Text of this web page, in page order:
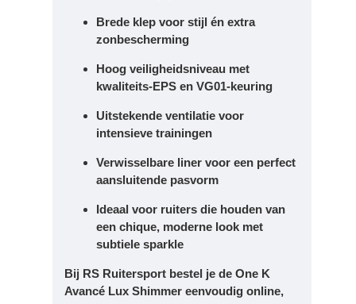
Brede klep voor stijl én extra
zonbescherming
Hoog veiligheidsniveau met
kwaliteits-EPS en VG01-keuring
Uitstekende ventilatie voor
intensieve trainingen
Verwisselbare liner voor een perfect
aansluitende pasvorm
Ideaal voor ruiters die houden van
een chique, moderne look met
subtiele sparkle
Bij RS Ruitersport bestel je de One K
Avancé Lux Shimmer eenvoudig online,